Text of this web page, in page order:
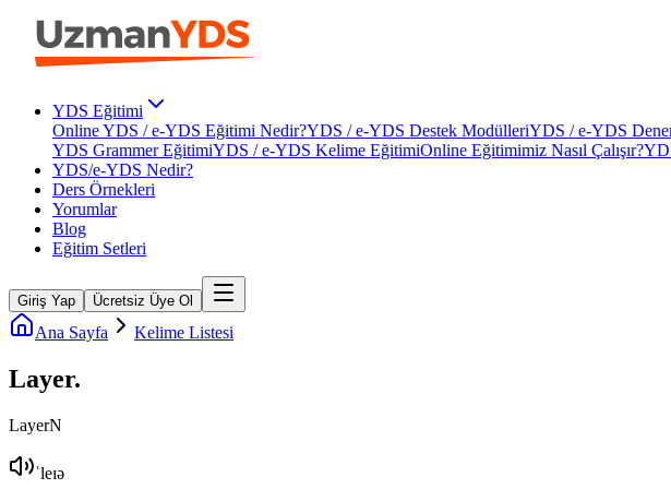
YDS Eğitimi
Online YDS / e-YDS Eğitimi Nedir?YDS / e-YDS Destek ModülleriYDS / e-YDS
YDS Grammer EğitimiYDS / e-YDS Kelime EğitimiOnline Eğitimimiz Nasıl Çalışır?
YDS/e-YDS Nedir?
Ders Örnekleri
Yorumlar
Blog
Eğitim Setleri
Giriş Yap Ücretsiz Üye Ol
Ana Sayfa Kelime Listesi
Layer.
LayerN
ˈleɪə